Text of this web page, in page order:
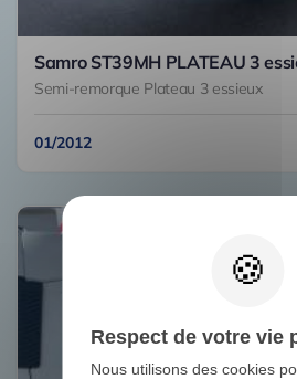
Samro ST39MH PLATEAU 3
Semi-remorque Plateau 3 essieux
01/2012
Respect de votre vie
Nous utilisons des cookies